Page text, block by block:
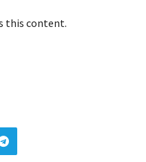
this content.